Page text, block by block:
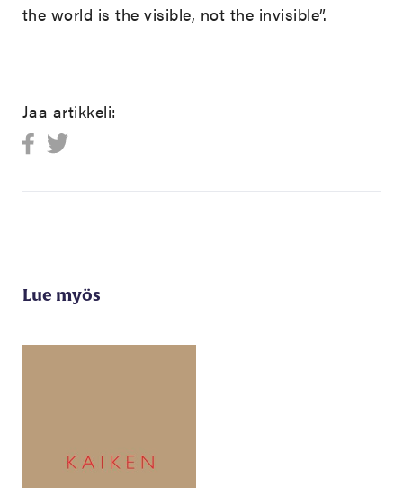
the world is the visible, not the invisible”.
Jaa artikkeli:
Lue myös